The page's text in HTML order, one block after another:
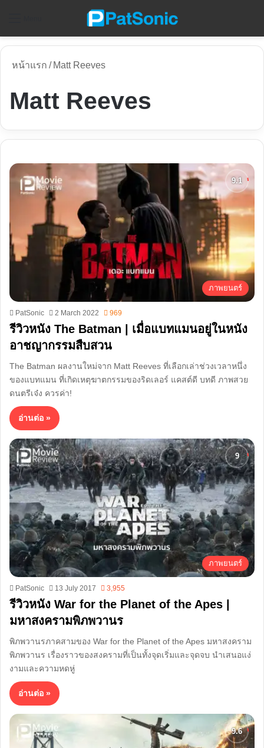
หน้าแรก / Matt Reeves
Matt Reeves
ภาพยนตร์
PatSonic 2 March 2022 969
รีวิวหนัง The Batman | เมื่อแบทแมนอยู่ในหนัง
อาชญากรรมสืบสวน
The Batman ผลงานใหม่จาก Matt Reeves ที่เลือกเล่าช่วงเวลาหนึ่ง
ของแบทแมน ที่เกิดเหตุฆาตกรรมของริดเลอร์ แคสต์ดี บทดี ภาพสวย
ดนตรีเจ๋ง ควรค่า!
อ่านต่อ »
ภาพยนตร์
PatSonic 13 July 2017 3,955
รีวิวหนัง War for the Planet of the Apes |
มหาสงครามพิภพวานร
พิภพวานรภาคสามของ War for the Planet of the Apes มหาสงคราม
พิภพวานร เรื่องราวของสงครามที่เป็นทั้งจุดเริ่มและจุดจบ นำเสนอแง่
งามและความหดหู่
อ่านต่อ »